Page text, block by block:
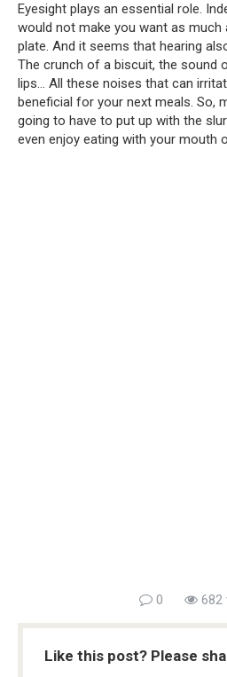
Eyesight plays an essential role.
would not make you want as much
plate. And it seems that hearing
The crunch of a biscuit, the sound
lips… All these noises that can
beneficial for your next meals. So,
going to have to put up with the
even enjoy eating with your mouth
0 682
Like this post? Please